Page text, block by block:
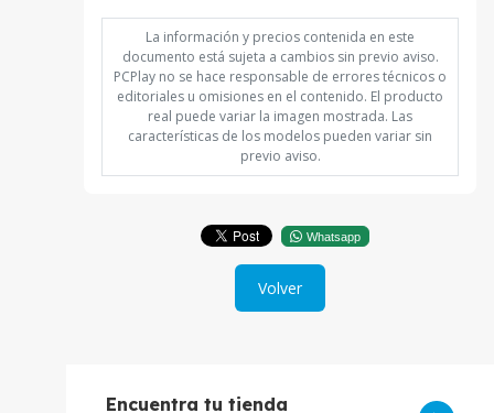
La información y precios contenida en este
documento está sujeta a cambios sin previo aviso.
PCPlay no se hace responsable de errores técnicos o
editoriales u omisiones en el contenido. El producto
real puede variar la imagen mostrada. Las
características de los modelos pueden variar sin
previo aviso.
Whatsapp
Volver
Encuentra tu tienda